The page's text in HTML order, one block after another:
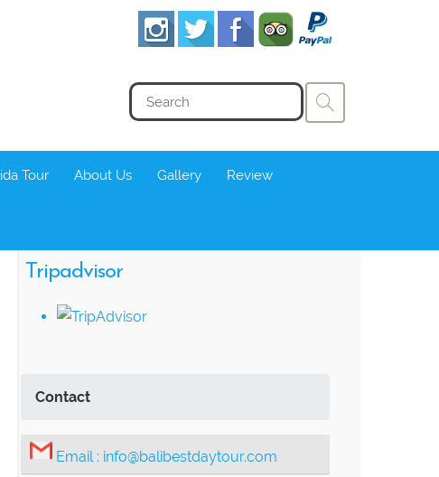
Tour About Us Gallery Review
Tripadvisor
Contact
Email : info@balibestdaytour.com